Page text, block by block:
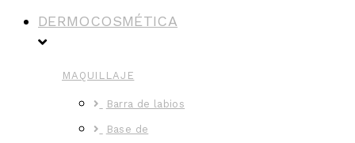
DERMOCOSMÉTICA
MAQUILLAJE
Barra de labios
Base de